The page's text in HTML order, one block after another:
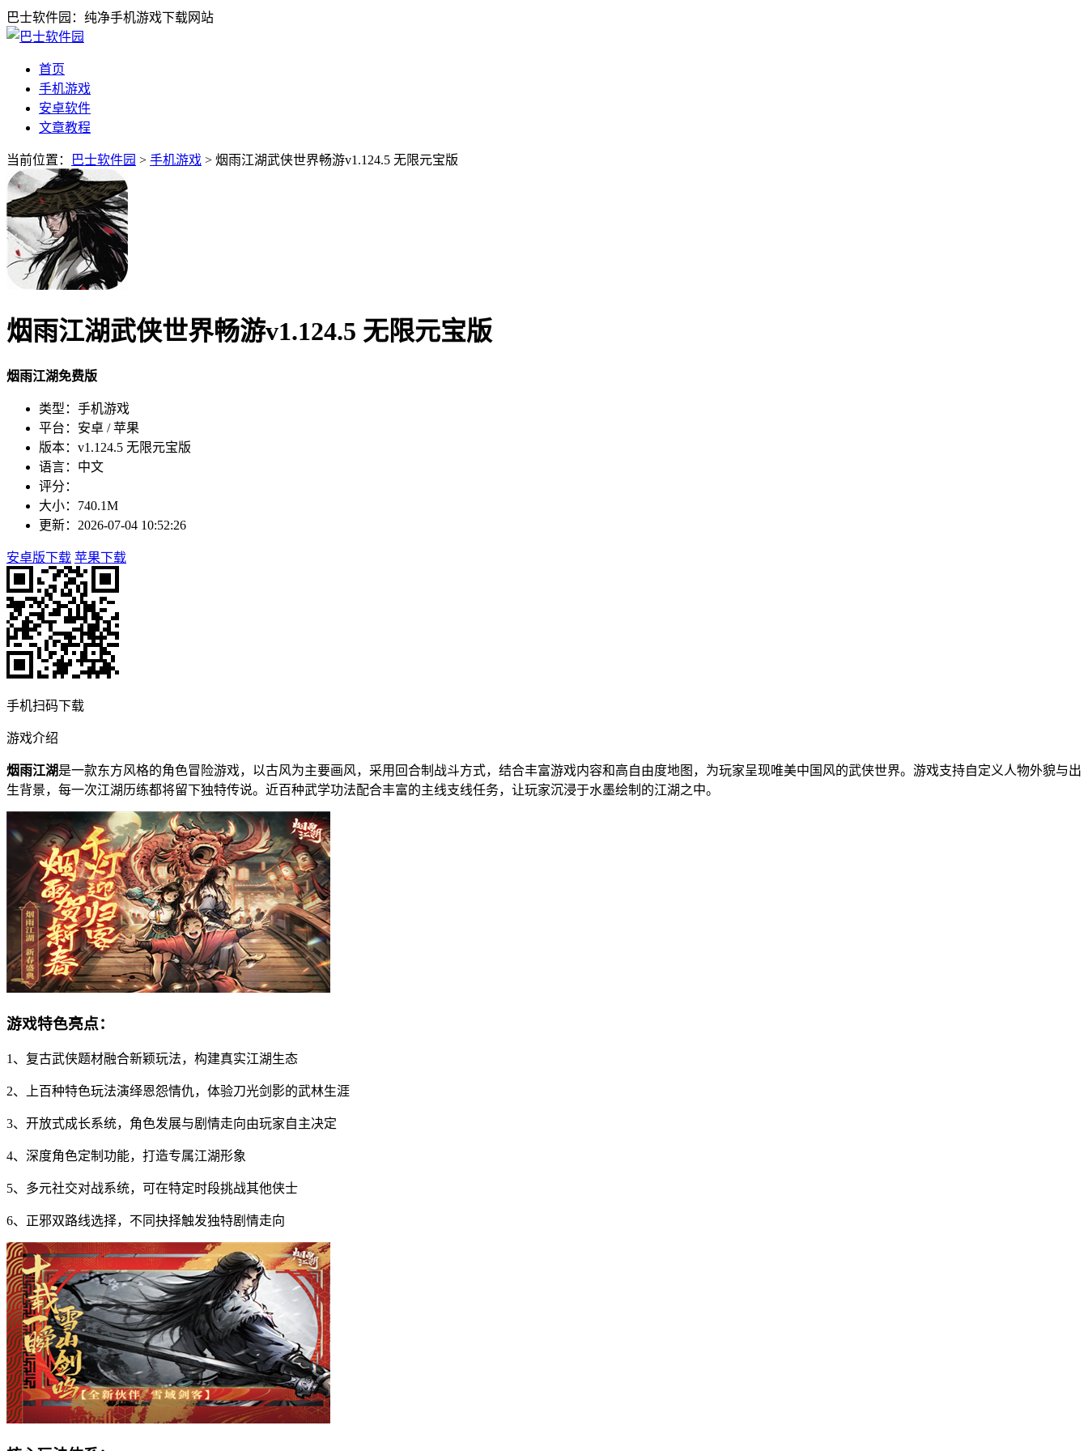
巴士软件园：纯净手机游戏下载网站
首页
手机游戏
安卓软件
文章教程
当前位置： 巴士软件园 > 手机游戏 > 烟雨江湖武侠世界畅游v1.124.5 无限元宝版
烟雨江湖武侠世界畅游v1.124.5 无限元宝版
烟雨江湖免费版
类型：手机游戏
平台：安卓 / 苹果
版本：v1.124.5 无限元宝版
语言：中文
评分：
大小：740.1M
更新：2026-07-04 10:52:26
安卓版下载 苹果下载
手机扫码下载
游戏介绍
烟雨江湖是一款东方风格的角色冒险游戏，以古风为主要画风，采用回合制战斗方式，结合丰富游戏内容和高自由度地图，为玩家呈现唯美中国风的武侠世界。游戏支持自定义人物外貌与出
生背景，每一次江湖历练都将留下独特传说。近百种武学功法配合丰富的主线支线任务，让玩家沉浸于水墨绘制的江湖之中。
游戏特色亮点：
1、复古武侠题材融合新颖玩法，构建真实江湖生态
2、上百种特色玩法演绎恩怨情仇，体验刀光剑影的武林生涯
3、开放式成长系统，角色发展与剧情走向由玩家自主决定
4、深度角色定制功能，打造专属江湖形象
5、多元社交对战系统，可在特定时段挑战其他侠士
6、正邪双路线选择，不同抉择触发独特剧情走向